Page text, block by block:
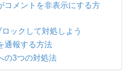
コメントを非表示にする方
ックして対処しよう
通報する方法
の3つの対処法